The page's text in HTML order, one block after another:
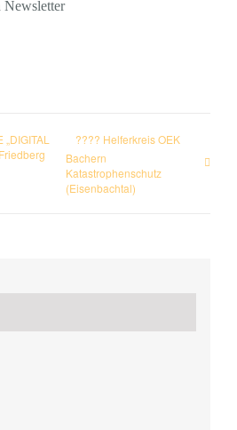
Newsletter
???? Helferkreis OEK
Bachern
Katastrophenschutz
(Eisenbachtal)